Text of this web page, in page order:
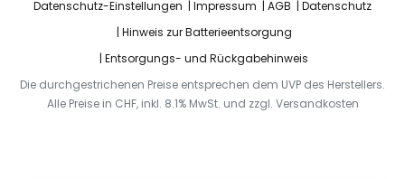
Datenschutz-Einstellungen Impressum AGB
Datenschutz
Hinweis zur Batterieentsorgung
Entsorgungs- und Rückgabehinweis
Die durchgestrichenen Preise entsprechen dem UVP des Herstellers.
Alle Preise in CHF, inkl. 8.1% MwSt. und zzgl. Versandkosten